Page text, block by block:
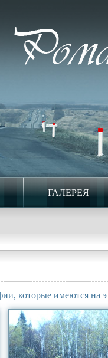
ГАЛЕРЕЯ
которые имеются на